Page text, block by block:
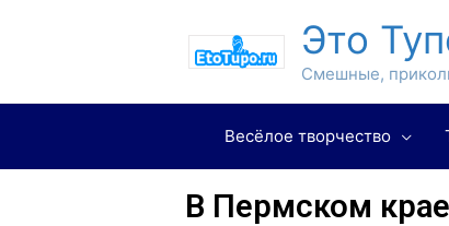
Это
Смешные,
Весёлое творчество
В Пермском